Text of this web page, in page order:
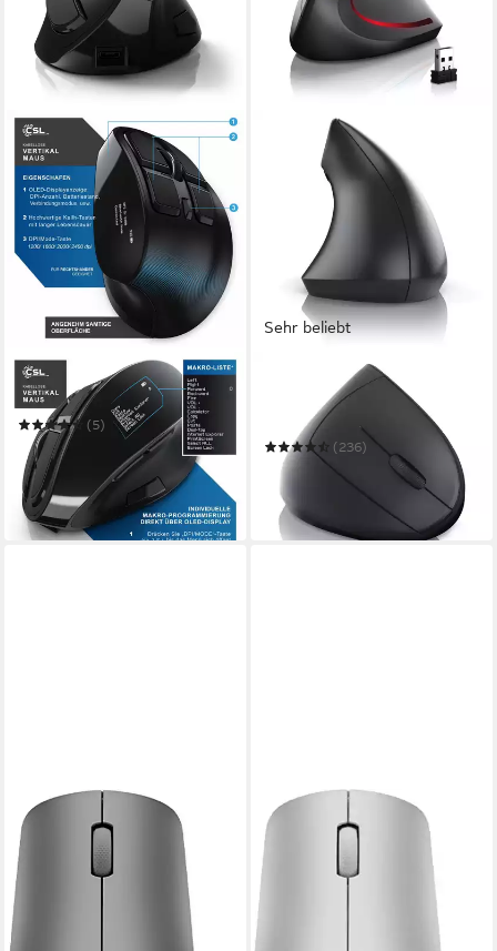
CSL
ergonomische Maus
(5)
39,95 € 79,99 €
-50%
in 2-3 Werktagen bei dir
Sehr beliebt
optische vertikale Funk
Mouse, Wireless, kabellos, 5
Tasten ergonomische Maus
(236)
19,79 € UVP 37,99 €
-48%
in 2-3 Werktagen bei dir